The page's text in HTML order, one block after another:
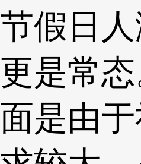
节假日
更是常
面是由